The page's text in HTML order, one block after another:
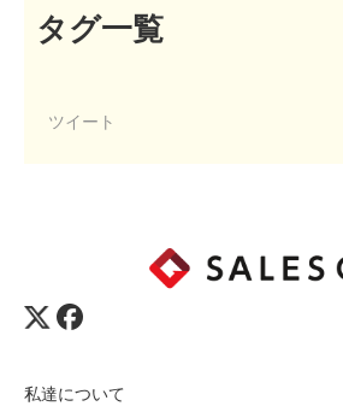
タグ一覧
ツイート
私達について